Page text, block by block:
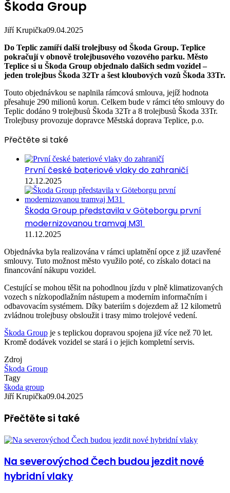
Škoda Group
Jiří Krupička09.04.2025
Do Teplic zamíří další trolejbusy od Škoda Group. Teplice
pokračují v obnově trolejbusového vozového parku. Město
Teplice si u Škoda Group objednalo dalších sedm vozidel –
jeden trolejbus Škoda 32Tr a šest kloubových vozů Škoda 33Tr.
Touto objednávkou se naplnila rámcová smlouva, jejíž hodnota
přesahuje 290 milionů korun. Celkem bude v rámci této smlouvy do
Teplic dodáno 9 trolejbusů Škoda 32Tr a 8 trolejbusů Škoda 33Tr.
Trolejbusy provozuje dopravce Městská doprava Teplice, p.o.
Přečtěte si také
První české bateriové vlaky do zahraničí
12.12.2025
Škoda Group představila v Göteborgu první
modernizovanou tramvaj M31
11.12.2025
Objednávka byla realizována v rámci uplatnění opce z již uzavřené
smlouvy. Tuto možnost město využilo poté, co získalo dotaci na
financování nákupu vozidel.
Cestující se mohou těšit na pohodlnou jízdu v plně klimatizovaných
vozech s nízkopodlažním nástupem a moderním informačním i
odbavovacím systémem. Díky bateriím s dojezdem až 12 kilometrů
zvládnou trolejbusy obsloužit i trasy mimo trolejové vedení.
Škoda Group je s teplickou dopravou spojena již více než 70 let.
Kromě dodávek vozidel se stará i o jejich kompletní servis.
Zdroj
Škoda Group
Tagy
škoda group
Jiří Krupička09.04.2025
Přečtěte si také
Na severovýchod Čech budou jezdit nové
hybridní vlaky